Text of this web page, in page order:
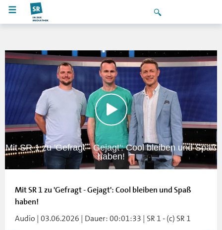
Mit SR 1 zu 'Gefragt - Gejagt': Cool bleiben und Spaß
haben!
Mit SR 1 zu 'Gefragt - Gejagt': Cool bleiben und Spaß
haben!
Audio | 03.06.2026 | Dauer: 00:01:33 | SR 1 - (c) SR 1